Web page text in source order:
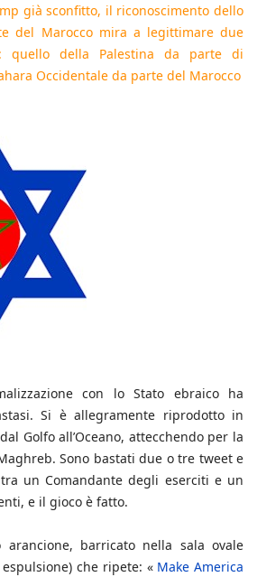
già sconfitto, il riconoscimento dello
del Marocco mira a legittimare due
quello della Palestina da parte di
Occidentale da parte del Marocco
con lo Stato ebraico ha
Si è allegramente riprodotto in
Golfo all’Oceano, attecchendo per la
Sono bastati due o tre tweet e
un Comandante degli eserciti e un
e il gioco è fatto.
arancione, barricato nella sala ovale
che ripete: «Make America